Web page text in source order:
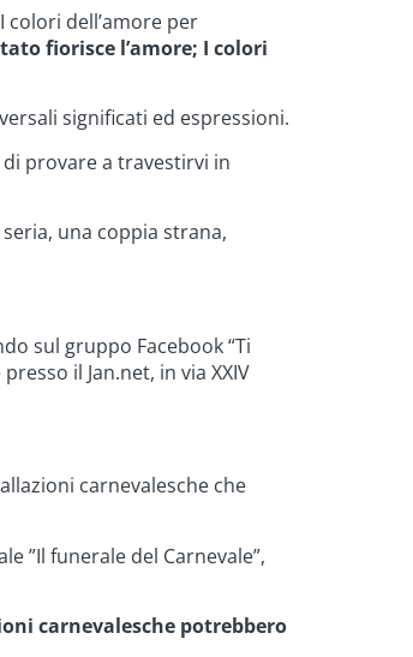
dell’amore per
fiorisce l’amore; I colori
significati ed espressioni.
di provare a travestirvi in
una coppia strana,
sul gruppo Facebook “Ti
il Jan.net, in via XXIV
carnevalesche che
”Il funerale del Carnevale”,
carnevalesche potrebbero